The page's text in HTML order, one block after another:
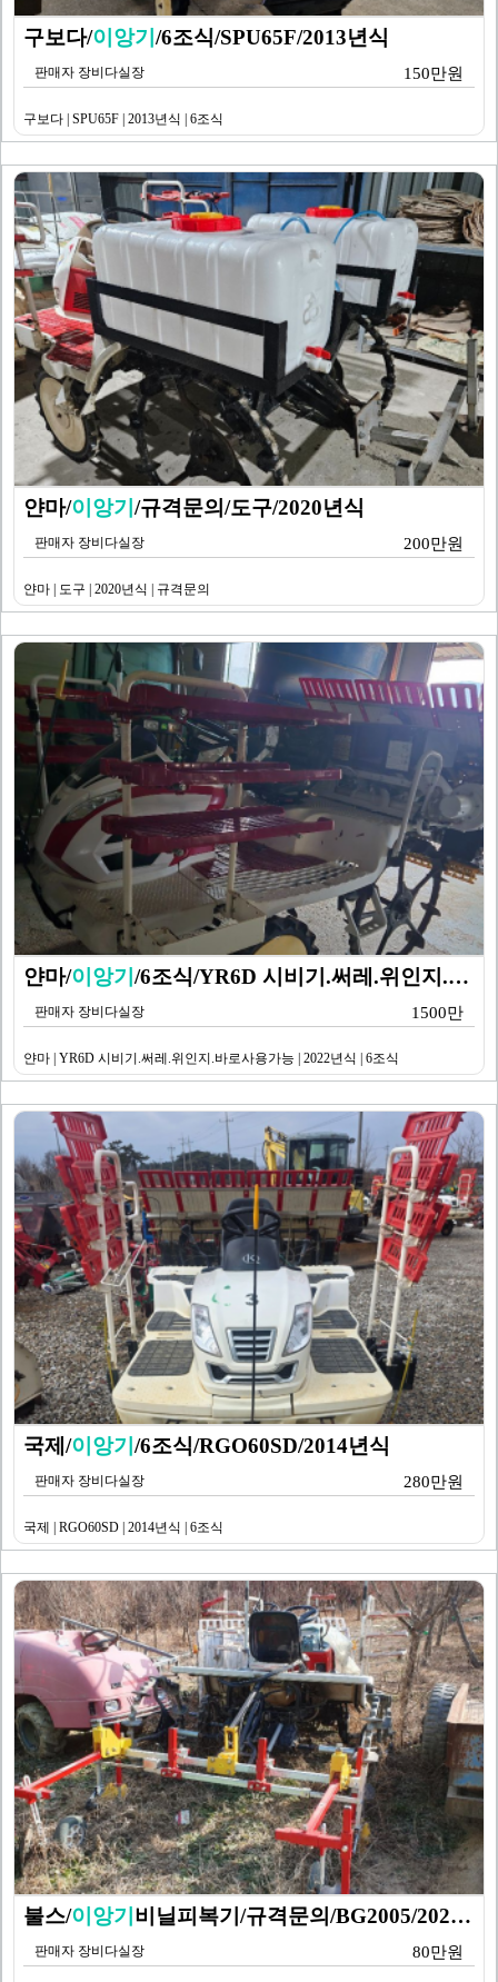
구보다/이앙기/6조식/SPU65F/2013년식
판매자 장비다실장 150만원
구보다 | SPU65F | 2013년식 | 6조식
얀마/이앙기/규격문의/도구/2020년식
판매자 장비다실장 200만원
얀마 | 도구 | 2020년식 | 규격문의
얀마/이앙기/6조식/YR6D 시비기.써레.위인지.바로사…
판매자 장비다실장 1500만
얀마 | YR6D 시비기.써레.위인지.바로사용가능 | 2022년식 | 6조식
국제/이앙기/6조식/RGO60SD/2014년식
판매자 장비다실장 280만원
국제 | RGO60SD | 2014년식 | 6조식
불스/이앙기 비닐피복기/규격문의/BG2005/2020년식
판매자 장비다실장 80만원